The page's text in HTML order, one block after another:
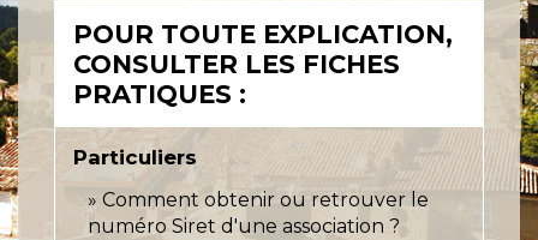
POUR TOUTE EXPLICATION,
CONSULTER LES FICHES
PRATIQUES :
Particuliers
Comment obtenir ou retrouver le
numéro Siret d'une association ?